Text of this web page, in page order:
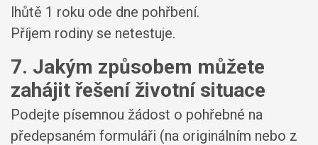
lhůtě 1 roku ode dne pohřbení.
Příjem rodiny se netestuje.
7. Jakým způsobem můžete
zahájit řešení životní situace
Podejte písemnou žádost o pohřebné na
předepsaném formuláři (na originálním nebo z